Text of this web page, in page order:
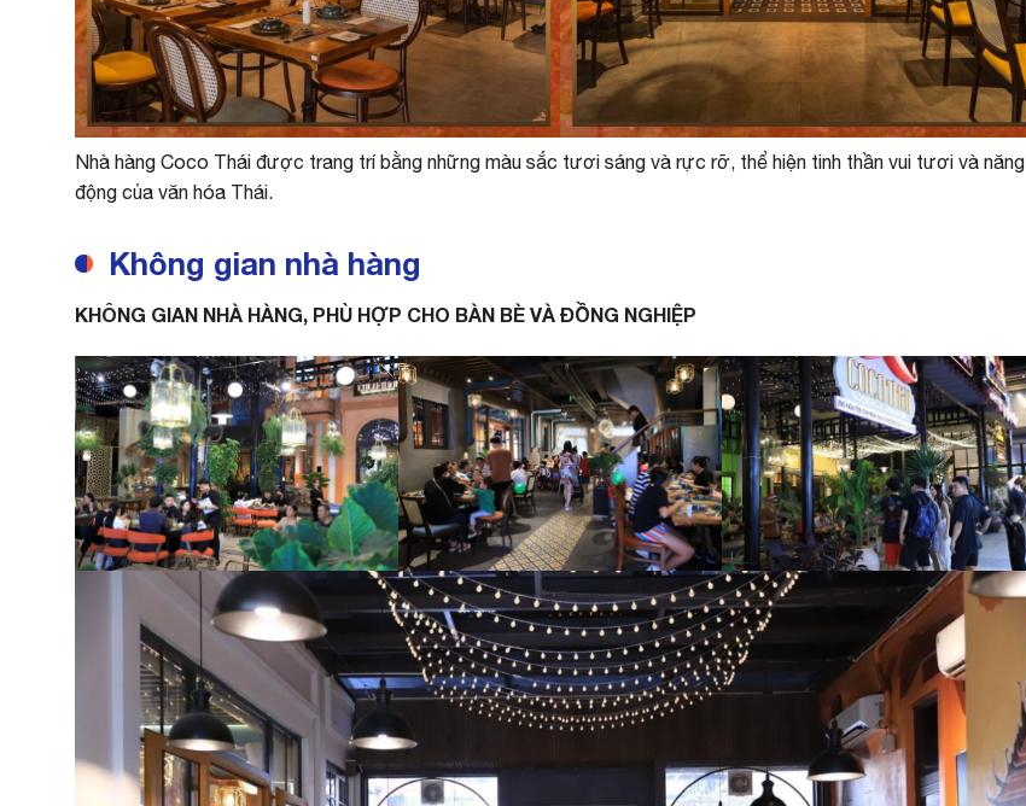
Nhà hàng Coco Thái được trang trí bằng những màu sắc tươi sáng và rực rỡ, thể hiện tinh thần vui tươi và năng
động của văn hóa Thái.
Không gian nhà hàng
KHÔNG GIAN NHÀ HÀNG, PHÙ HỢP CHO BÀN BÈ VÀ ĐỒNG NGHIỆP